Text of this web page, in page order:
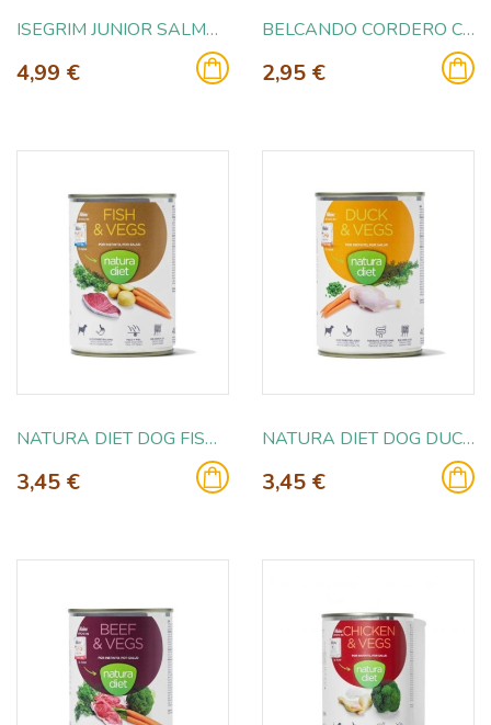
ISEGRIM JUNIOR SALMON Y MORAS 800GR
4,99 €
BELCANDO CORDERO CON PATATA Y ARANDANO 300GR
2,95 €
NATURA DIET DOG FISH & VEGS 400GR
3,45 €
NATURA DIET DOG DUCK & VEGS 400GR
3,45 €